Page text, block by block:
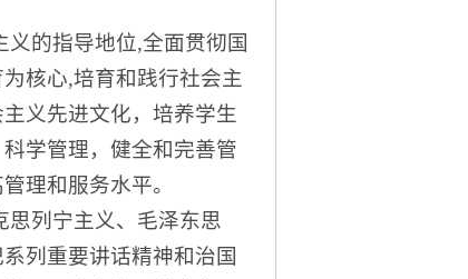
义的指导地位,全面贯彻国
核心,培育和践行社会主
义先进文化，培养学生
学管理，健全和完善管
理和服务水平。
思列宁主义、毛泽东思
列重要讲话精神和治国